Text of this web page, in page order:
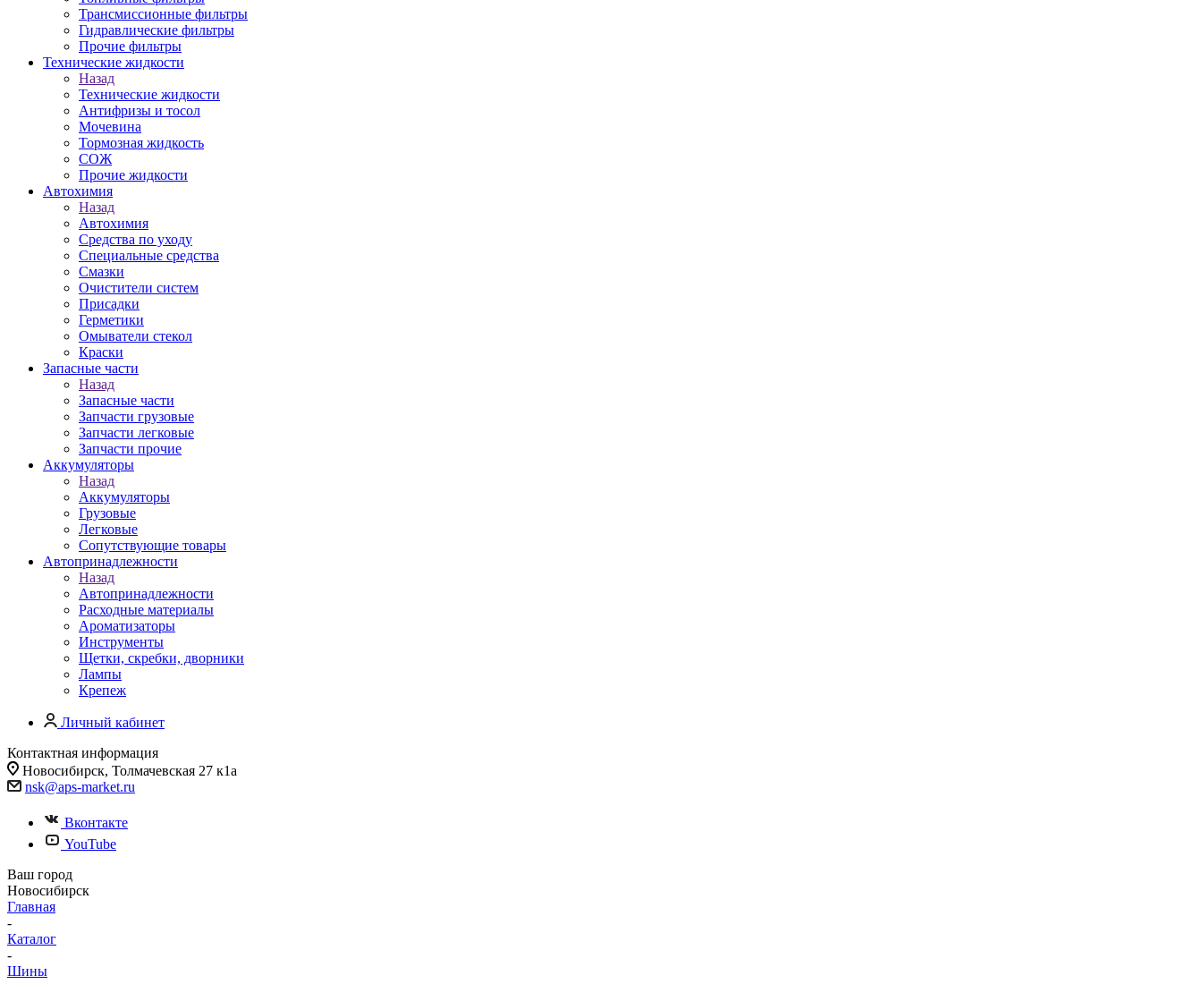
Трансмиссионные фильтры
Гидравлические фильтры
Прочие фильтры
Технические жидкости
Назад
Технические жидкости
Антифризы и тосол
Мочевина
Тормозная жидкость
СОЖ
Прочие жидкости
Автохимия
Назад
Автохимия
Средства по уходу
Специальные средства
Смазки
Очистители систем
Присадки
Герметики
Омыватели стекол
Краски
Запасные части
Назад
Запасные части
Запчасти грузовые
Запчасти легковые
Запчасти прочие
Аккумуляторы
Назад
Аккумуляторы
Грузовые
Легковые
Сопутствующие товары
Автопринадлежности
Назад
Автопринадлежности
Расходные материалы
Ароматизаторы
Инструменты
Щетки, скребки, дворники
Лампы
Крепеж
Личный кабинет
Контактная информация
Новосибирск, Толмачевская 27 к1а
nsk@aps-market.ru
Вконтакте
YouTube
Ваш город
Новосибирск
Главная
-
Каталог
-
Шины